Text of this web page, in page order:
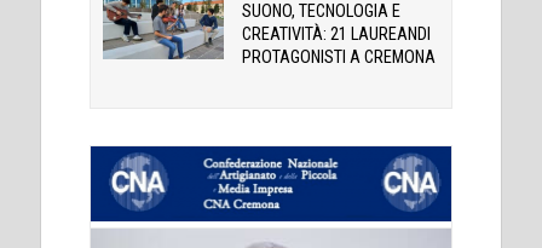
SUONO, TECNOLOGIA E
CREATIVITÀ: 21 LAUREANDI
PROTAGONISTI A CREMONA